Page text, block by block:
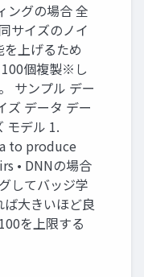
ングの場合 全
サイズのノイ
上げるため
個複製※し
サンプル デー
ズ データ デー
モデル 1.
to produce
• DNNの場合
してバッジ学
⼤きいほど良
を上限する